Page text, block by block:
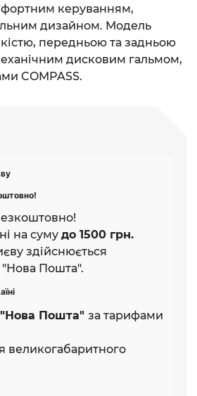
на суму до 1500 грн.
здійснюється
Пошта".
"Нова Пошта" за тарифами
великогабаритного
керуванням,
дизайном. Модель
передньою та задньою
дисковим гальмом,
COMPASS.